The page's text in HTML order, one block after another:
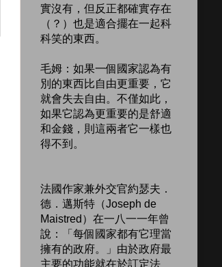
實沒有，但反正都確實存在
（？）也是適合擺在一起科
科笑的東西。
毛姆：如果一個國家認為有
別的東西比自由更重要，它
就會失去自由。不僅如此，
如果它認為更重要的是舒適
和金錢，則這兩者它一樣也
得不到。
法國作家兼外交官約瑟夫．
德．邁斯特（Joseph de
Maistred）在一八一一年曾
說：「每個國家都有它理當
擁有的政府。」由於政府最
主要的功能就在於訂定法